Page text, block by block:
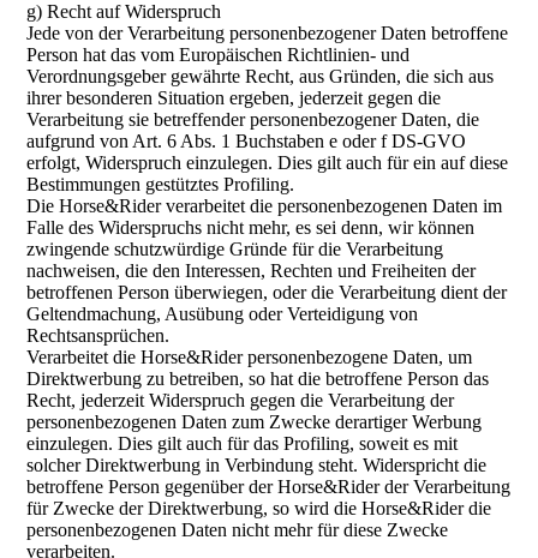
g) Recht auf Widerspruch
Jede von der Verarbeitung personenbezogener Daten betroffene
Person hat das vom Europäischen Richtlinien- und
Verordnungsgeber gewährte Recht, aus Gründen, die sich aus
ihrer besonderen Situation ergeben, jederzeit gegen die
Verarbeitung sie betreffender personenbezogener Daten, die
aufgrund von Art. 6 Abs. 1 Buchstaben e oder f DS-GVO
erfolgt, Widerspruch einzulegen. Dies gilt auch für ein auf diese
Bestimmungen gestütztes Profiling.
Die Horse&Rider verarbeitet die personenbezogenen Daten im
Falle des Widerspruchs nicht mehr, es sei denn, wir können
zwingende schutzwürdige Gründe für die Verarbeitung
nachweisen, die den Interessen, Rechten und Freiheiten der
betroffenen Person überwiegen, oder die Verarbeitung dient der
Geltendmachung, Ausübung oder Verteidigung von
Rechtsansprüchen.
Verarbeitet die Horse&Rider personenbezogene Daten, um
Direktwerbung zu betreiben, so hat die betroffene Person das
Recht, jederzeit Widerspruch gegen die Verarbeitung der
personenbezogenen Daten zum Zwecke derartiger Werbung
einzulegen. Dies gilt auch für das Profiling, soweit es mit
solcher Direktwerbung in Verbindung steht. Widerspricht die
betroffene Person gegenüber der Horse&Rider der Verarbeitung
für Zwecke der Direktwerbung, so wird die Horse&Rider die
personenbezogenen Daten nicht mehr für diese Zwecke
verarbeiten.